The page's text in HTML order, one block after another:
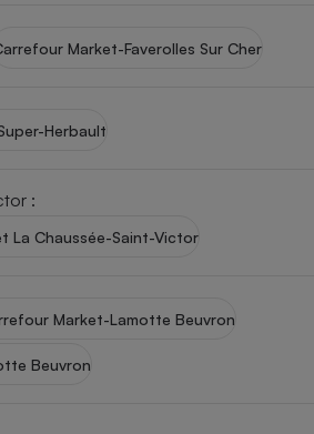
Market-Faverolles Sur Cher
Herbault
:
La Chaussée-Saint-Victor
Market-Lamotte Beuvron
Beuvron